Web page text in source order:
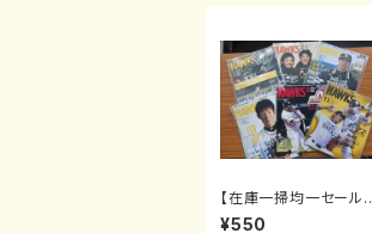
【在庫一掃均一セール】
月刊ホークス2012年1
¥550